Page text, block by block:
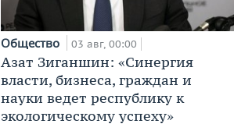
Общество 03 авг, 00:00
Азат Зиганшин: «Синергия
власти, бизнеса, граждан и
науки ведет республику к
экологическому успеху»